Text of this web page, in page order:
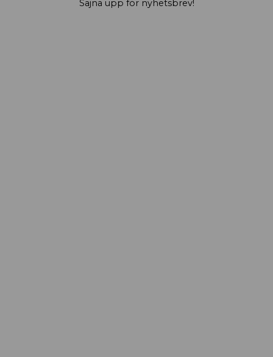
Sajna upp för nyhetsbrev!